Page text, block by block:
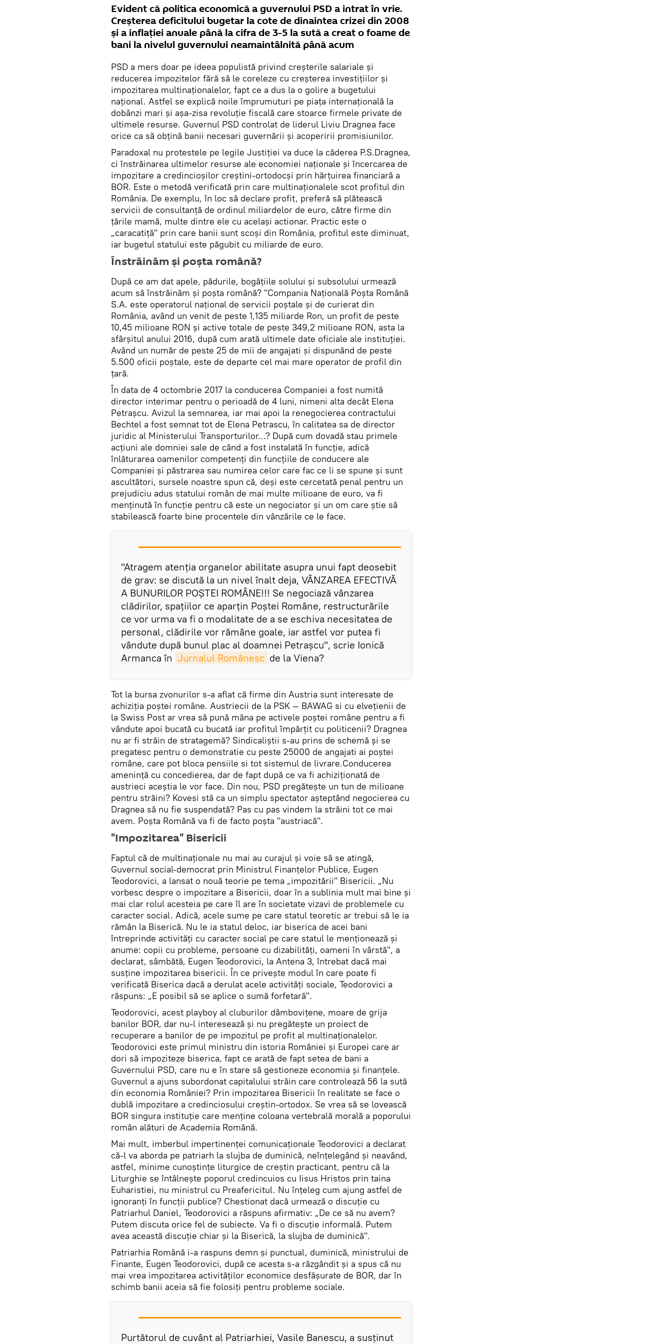
Evident că politica economică a guvernului PSD a intrat în vrie.
Creşterea deficitului bugetar la cote de dinaintea crizei din 2008
şi a inflaţiei anuale până la cifra de 3-5 la sută a creat o foame de
bani la nivelul guvernului neamaintâlnită până acum
PSD a mers doar pe ideea populistă privind creşterile salariale şi
reducerea impozitelor fără să le coreleze cu creşterea investiţiilor şi
impozitarea multinaţionalelor, fapt ce a dus la o golire a bugetului
naţional. Astfel se explică noile împrumuturi pe piaţa internaţională la
dobânzi mari şi aşa-zisa revoluţie fiscală care stoarce firmele private de
ultimele resurse. Guvernul PSD controlat de liderul Liviu Dragnea face
orice ca să obţină banii necesari guvernării şi acoperirii promisiunilor.
Paradoxal nu protestele pe legile Justiţiei va duce la căderea P.S.Dragnea,
ci înstrăinarea ultimelor resurse ale economiei naţionale şi încercarea de
impozitare a credincioşilor creştini-ortodocşi prin hărţuirea financiară a
BOR. Este o metodă verificată prin care multinaţionalele scot profitul din
România. De exemplu, în loc să declare profit, preferă să plătească
servicii de consultanţă de ordinul miliardelor de euro, către firme din
ţările mamă, multe dintre ele cu acelaşi actionar. Practic este o
„caracatiţă" prin care banii sunt scoşi din România, profitul este diminuat,
iar bugetul statului este păgubit cu miliarde de euro.
Înstrăinăm şi poşta română?
După ce am dat apele, pădurile, bogăţiile solului și subsolului urmează
acum să înstrăinăm şi poşta română? "Compania Națională Poșta Română
S.A. este operatorul național de servicii poștale și de curierat din
România, având un venit de peste 1,135 miliarde Ron, un profit de peste
10,45 milioane RON și active totale de peste 349,2 milioane RON, asta la
sfârșitul anului 2016, după cum arată ultimele date oficiale ale instituției.
Având un număr de peste 25 de mii de angajati și dispunând de peste
5.500 oficii poștale, este de departe cel mai mare operator de profil din
țară.
În data de 4 octombrie 2017 la conducerea Companiei a fost numită
director interimar pentru o perioadă de 4 luni, nimeni alta decât Elena
Petrașcu. Avizul la semnarea, iar mai apoi la renegocierea contractului
Bechtel a fost semnat tot de Elena Petrascu, în calitatea sa de director
juridic al Ministerului Transporturilor…? După cum dovadă stau primele
acțiuni ale domniei sale de când a fost instalată în funcție, adică
înlăturarea oamenilor competenți din funcțiile de conducere ale
Companiei și păstrarea sau numirea celor care fac ce li se spune și sunt
ascultători, sursele noastre spun că, deși este cercetată penal pentru un
prejudiciu adus statului român de mai multe milioane de euro, va fi
menținută în funcție pentru că este un negociator și un om care știe să
stabilească foarte bine procentele din vânzările ce le face.
"Atragem atenția organelor abilitate asupra unui fapt deosebit
de grav: se discută la un nivel înalt deja, VÂNZAREA EFECTIVĂ
A BUNURILOR POȘTEI ROMÂNE!!! Se negociază vânzarea
clădirilor, spațiilor ce aparțin Poștei Române, restructurările
ce vor urma va fi o modalitate de a se eschiva necesitatea de
personal, clădirile vor rămâne goale, iar astfel vor putea fi
vândute după bunul plac al doamnei Petrașcu", scrie Ionică
Armanca în Jurnalul Românesc de la Viena?
Tot la bursa zvonurilor s-a aflat că firme din Austria sunt interesate de
achiziţia poştei române. Austriecii de la PSK — BAWAG si cu elveţienii de
la Swiss Post ar vrea să pună mâna pe activele poştei române pentru a fi
vândute apoi bucată cu bucată iar profitul împărţit cu politicenii? Dragnea
nu ar fi străin de stratagemă? Sindicaliştii s-au prins de schemă şi se
pregatesc pentru o demonstratie cu peste 25000 de angajati ai poștei
române, care pot bloca pensiile si tot sistemul de livrare.Conducerea
ameninţă cu concedierea, dar de fapt după ce va fi achiziţionată de
austrieci aceştia le vor face. Din nou, PSD pregăteşte un tun de milioane
pentru străini? Kovesi stă ca un simplu spectator aşteptând negocierea cu
Dragnea să nu fie suspendată? Pas cu pas vindem la străini tot ce mai
avem. Poșta Română va fi de facto poșta "austriacă".
"Impozitarea" Bisericii
Faptul că de multinaţionale nu mai au curajul și voie să se atingă,
Guvernul social-democrat prin Ministrul Finanţelor Publice, Eugen
Teodorovici, a lansat o nouă teorie pe tema „impozitării" Bisericii. „Nu
vorbesc despre o impozitare a Bisericii, doar în a sublinia mult mai bine şi
mai clar rolul acesteia pe care îl are în societate vizavi de problemele cu
caracter social. Adică, acele sume pe care statul teoretic ar trebui să le ia
rămân la Biserică. Nu le ia statul deloc, iar biserica de acei bani
întreprinde activităţi cu caracter social pe care statul le menţionează şi
anume: copii cu probleme, persoane cu dizabilităţi, oameni în vârstă", a
declarat, sâmbătă, Eugen Teodorovici, la Antena 3, întrebat dacă mai
susţine impozitarea bisericii. În ce priveşte modul în care poate fi
verificată Biserica dacă a derulat acele activităţi sociale, Teodorovici a
răspuns: „E posibil să se aplice o sumă forfetară".
Teodorovici, acest playboy al cluburilor dâmboviţene, moare de grija
banilor BOR, dar nu-l interesează şi nu pregăteşte un proiect de
recuperare a banilor de pe impozitul pe profit al multinaţionalelor.
Teodorovici este primul ministru din istoria României şi Europei care ar
dori să impoziteze biserica, fapt ce arată de fapt setea de bani a
Guvernului PSD, care nu e în stare să gestioneze economia şi finanţele.
Guvernul a ajuns subordonat capitalului străin care controlează 56 la sută
din economia României? Prin impozitarea Bisericii în realitate se face o
dublă impozitare a credinciosului creştin-ortodox. Se vrea să se lovească
BOR singura instituţie care menţine coloana vertebrală morală a poporului
român alături de Academia Română.
Mai mult, imberbul impertinenţei comunicaţionale Teodorovici a declarat
că-l va aborda pe patriarh la slujba de duminică, neînţelegând şi neavând,
astfel, minime cunoştinţe liturgice de creştin practicant, pentru că la
Liturghie se întâlneşte poporul credincuios cu Iisus Hristos prin taina
Euharistiei, nu ministrul cu Preafericitul. Nu înţeleg cum ajung astfel de
ignoranţi în funcţii publice? Chestionat dacă urmează o discuție cu
Patriarhul Daniel, Teodorovici a răspuns afirmativ: „De ce să nu avem?
Putem discuta orice fel de subiecte. Va fi o discuție informală. Putem
avea această discuţie chiar şi la Biserică, la slujba de duminică".
Patriarhia Română i-a raspuns demn şi punctual, duminică, ministrului de
Finante, Eugen Teodorovici, după ce acesta s-a răzgândit şi a spus că nu
mai vrea impozitarea activităţilor economice desfăşurate de BOR, dar în
schimb banii aceia să fie folosiţi pentru probleme sociale.
Purtătorul de cuvânt al Patriarhiei, Vasile Banescu, a susţinut